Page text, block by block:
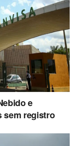
e
sem registro